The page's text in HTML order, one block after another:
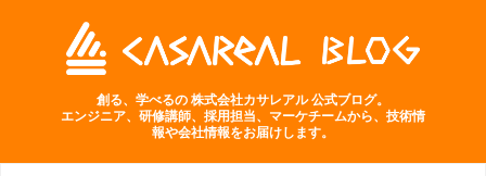
創る、学べるの 株式会社カサレアル 公式ブログ。
エンジニア、研修講師、採用担当、マーケチームから、技術情
報や会社情報をお届けします。